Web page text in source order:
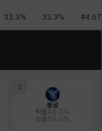
33.3% 33.3% #4.67
3
불굴
픽률
승률
40.0%
50.0%